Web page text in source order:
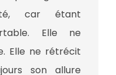
car étant
Elle ne
Elle ne rétrécit
son allure